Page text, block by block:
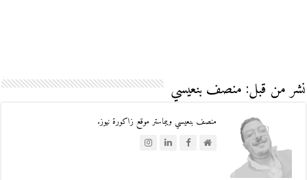
نشر من قبل: منصف بنعيسي
منصف بنعيسي ويبماستر موقع زاكورة نيوز.